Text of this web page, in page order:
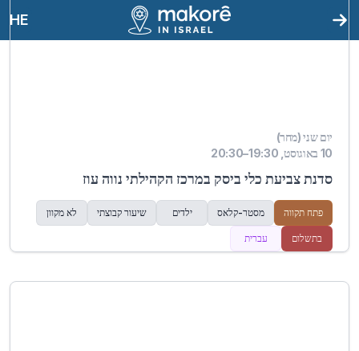
HE
יום שני (מחר)
10 באוגוסט, 19:30–20:30
סדנת צביעת כלי ביסק במרכז הקהילתי נווה עוז
פתח תקווה מסטר-קלאס ילדים שיעור קבוצתי לא מקוון
בתשלום עברית